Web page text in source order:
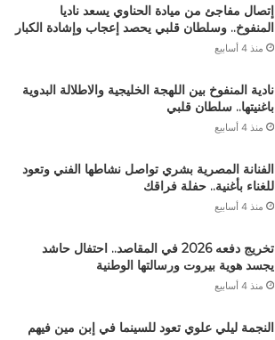
إتصال مفاجئ من ميادة الحناوي يسعد ناديا
المنفوخ.. وسلطان قلبي يحصد إعجاب وإشادة الكبار
منذ 4 أسابيع
نادية المنفوخ بين اللهجة الخليجية والاطلالة البدوية
باغنيتها.. سلطان قلبي
منذ 4 أسابيع
الفنانة المصرية بشري تواصل نشاطها الفني وتعود
للغناء بأغنية.. حفلة فراقك
منذ 4 أسابيع
تخريج دفعه 2026 في المقاصد.. احتفال حاشد
يجسد هوية بيروت ورسالتها الوطنية
منذ 4 أسابيع
النجمة ليلي علوي تعود للسينما في إبن مين فيهم